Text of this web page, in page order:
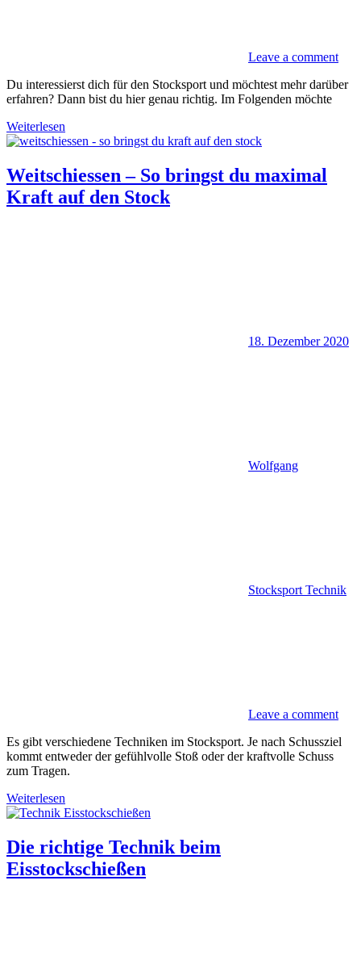
Leave a comment
Du interessierst dich für den Stocksport und möchtest mehr darüber
erfahren? Dann bist du hier genau richtig. Im Folgenden möchte
Weiterlesen
Weitschiessen – So bringst du maximal
Kraft auf den Stock
18. Dezember 2020
Wolfgang
Stocksport Technik
Leave a comment
Es gibt verschiedene Techniken im Stocksport. Je nach Schussziel
kommt entweder der gefühlvolle Stoß oder der kraftvolle Schuss
zum Tragen.
Weiterlesen
Die richtige Technik beim
Eisstockschießen